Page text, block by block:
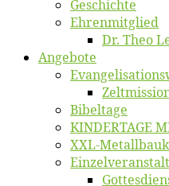
Ge­schich­te
Eh­ren­mit­glied
Dr. Theo
An­ge­bo­te
Bi­bel­ta­ge
KINDERTAGE
XXL-